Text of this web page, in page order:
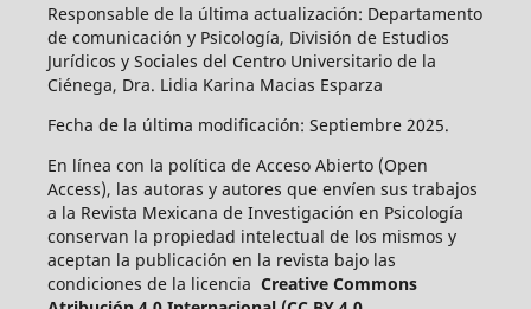
Responsable de la última actualización: Departamento
de comunicación y Psicología, División de Estudios
Jurídicos y Sociales del Centro Universitario de la
Ciénega, Dra. Lidia Karina Macias Esparza
Fecha de la última modificación: Septiembre 2025.
En línea con la política de Acceso Abierto (Open
Access), las autoras y autores que envíen sus trabajos
a la Revista Mexicana de Investigación en Psicología
conservan la propiedad intelectual de los mismos y
aceptan la publicación en la revista bajo las
condiciones de la licencia Creative Commons